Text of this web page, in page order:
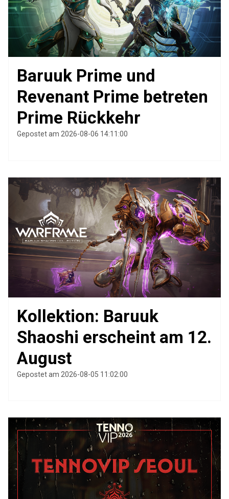
Baruuk Prime und
Revenant Prime betreten
Prime Rückkehr
Gepostet am 2026-08-06 14:11:00
Kollektion: Baruuk
Shaoshi erscheint am 12.
August
Gepostet am 2026-08-05 11:02:00